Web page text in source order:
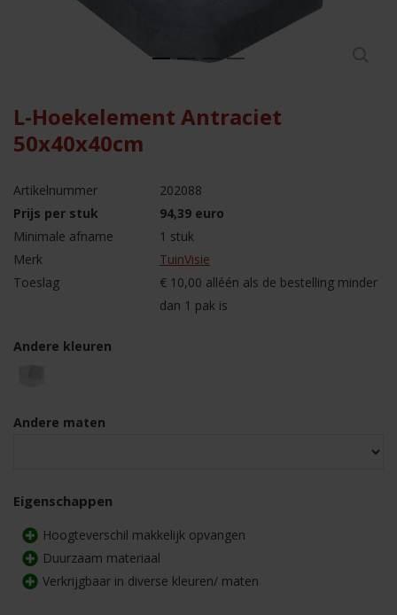
L-Hoekelement Antraciet
50x40x40cm
Artikelnummer
202088
Prijs per stuk
94,39 euro
Minimale afname
1 stuk
Merk
TuinVisie
Toeslag
€ 10,00 alléén als de bestelling minder
dan 1 pak is
Andere kleuren
Andere maten
Eigenschappen
Hoogteverschil makkelijk opvangen
Duurzaam materiaal
Verkrijgbaar in diverse kleuren/ maten